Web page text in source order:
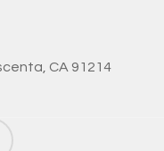
CA 91214